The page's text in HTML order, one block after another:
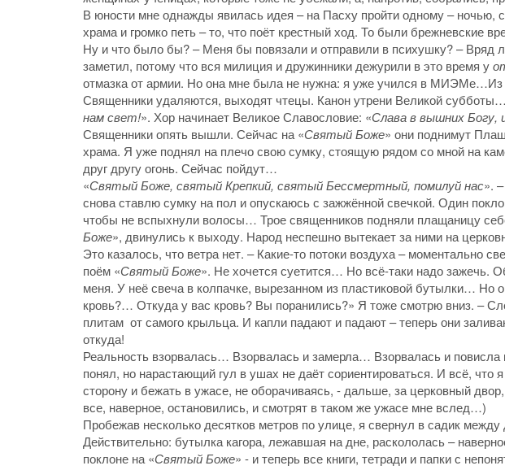
В юности мне однажды явилась идея – на Пасху пройти одному – ночью,
храма и громко петь – то, что поёт крестный ход. То были брежневские
Ну и что было бы? – Меня бы повязали и отправили в психушку? – Вряд
заметил, потому что вся милиция и дружинники дежурили в это время у
отмазка от армии. Но она мне была не нужна: я уже учился в МИЭМе…Из
Священники удаляются, выходят чтецы. Канон утрени Великой
нам свет!». Хор начинает Великое Славословие: «Слава в вышних Богу,
Священники опять вышли. Сейчас на «Святый Боже» они поднимут
храма. Я уже поднял на плечо свою сумку, стоящую рядом со мной на
друг другу огонь. Сейчас пойдут…
«Святый Боже, святый Крепкий, святый Бессмертный, помилуй нас».
снова ставлю сумку на пол и опускаюсь с зажжённой свечкой. Один
чтобы не вспыхнули волосы… Трое священников подняли плащаницу
Боже», двинулись к выходу. Народ неспешно вытекает за ними на
Это казалось, что ветра нет. – Какие-то потоки воздуха – моментально
поём «Святый Боже». Не хочется суетится… Но всё-таки надо зажечь.
меня. У неё свеча в колпачке, вырезанном из пластиковой бутылки… Но
кровь?… Откуда у вас кровь? Вы поранились?» Я тоже смотрю вниз. –
плитам от самого крыльца. И капли падают и падают – теперь они
откуда!
Реальность взорвалась… Взорвалась и замерла… Взорвалась и
понял, но нарастающий гул в ушах не даёт сориентироваться. И всё, что
сторону и бежать в ужасе, не оборачиваясь, - дальше, за церковный
все, наверное, остановились, и смотрят в таком же ужасе мне вслед…)
Пробежав несколько десятков метров по улице, я свернул в садик
Действительно: бутылка кагора, лежавшая на дне, раскололась –
поклоне на «Святый Боже» - и теперь все книги, тетради и папки с